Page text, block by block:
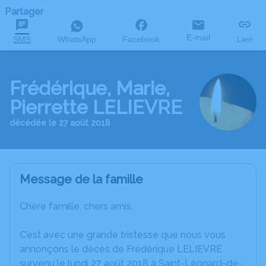
Partager
SMS WhatsApp Facebook E-mail Lien
Frédérique, Marie,
Pierrette LELIEVRE
décédée le 27 août 2018
Message de la famille
Chère famille, chers amis,
C’est avec une grande tristesse que nous vous
annonçons le décès de Frédérique LELIEVRE
survenu le lundi 27 août 2018 à Saint-Léonard-de-